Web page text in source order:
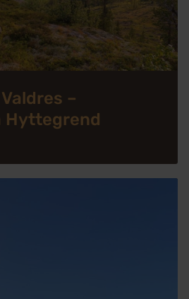
–
Hyttegrend